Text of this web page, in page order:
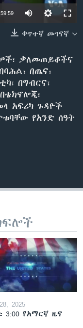
59:59
ቀጥተኛ መገናኛ
ቃለመጠይቆችና
በጤና፣
በግብርና፣
አፍሪካ ጉዳዮች
የአንድ ሰዓት
2025
3:00 የአማርኛ ዜና